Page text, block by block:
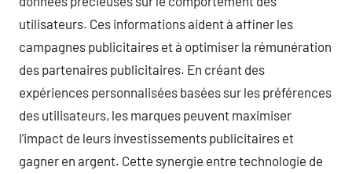
utilisateurs. Ces informations aident à affiner les
campagnes publicitaires et à optimiser la rémunération
des partenaires publicitaires. En créant des
expériences personnalisées basées sur les préférences
des utilisateurs, les marques peuvent maximiser
l’impact de leurs investissements publicitaires et
gagner en argent. Cette synergie entre technologie de